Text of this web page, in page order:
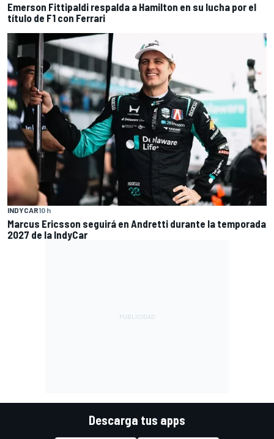
Emerson Fittipaldi respalda a Hamilton en su lucha por el
título de F1 con Ferrari
INDYCAR10 h
Marcus Ericsson seguirá en Andretti durante la temporada
2027 de la IndyCar
Descarga tus apps